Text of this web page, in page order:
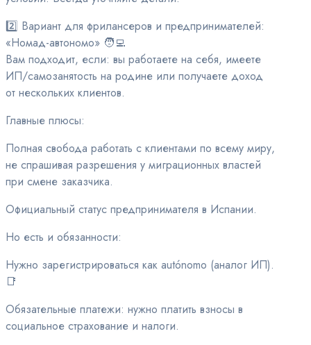
2️⃣ Вариант для фрилансеров и предпринимателей:
«Номад-автономо» 🧑‍💻
Вам подходит, если: вы работаете на себя, имеете
ИП/самозанятость на родине или получаете доход
от нескольких клиентов.
Главные плюсы:
Полная свобода работать с клиентами по всему миру,
не спрашивая разрешения у миграционных властей
при смене заказчика.
Официальный статус предпринимателя в Испании.
Но есть и обязанности:
Нужно зарегистрироваться как autónomo (аналог ИП).
📑
Обязательные платежи: нужно платить взносы в
социальное страхование и налоги.